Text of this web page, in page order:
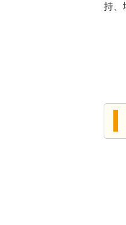
持、